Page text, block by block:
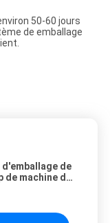
50-60 jours
de emballage
d'emballage de
de machine de